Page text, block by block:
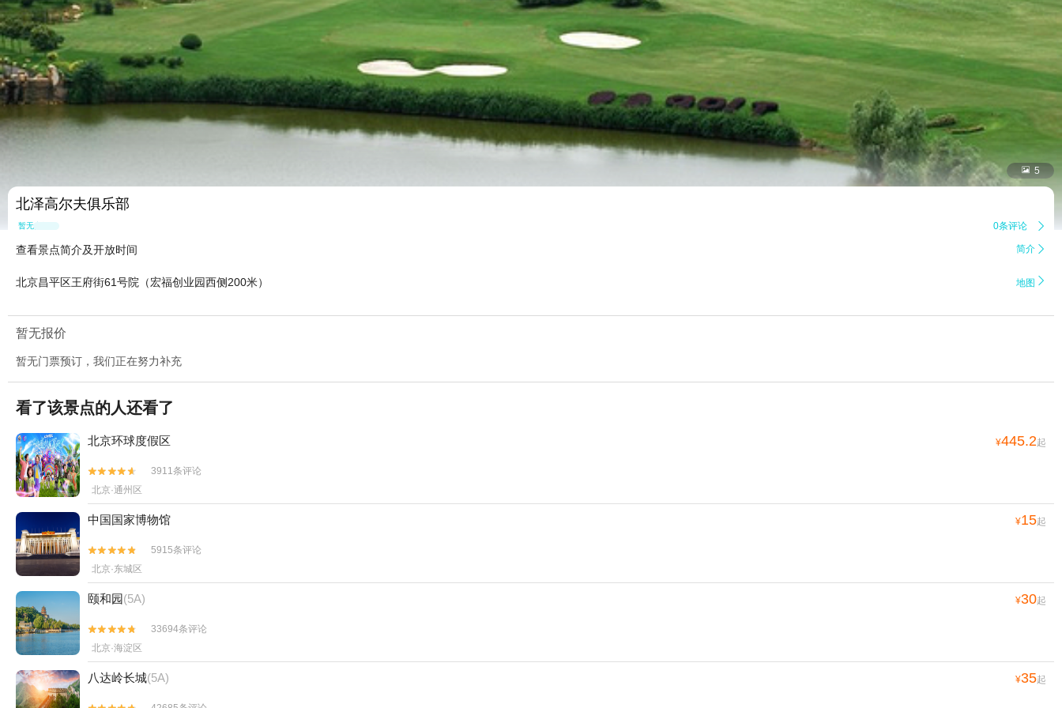
 5
北泽高尔夫俱乐部
暂无点评 0条评论 
查看景点简介及开放时间 简介 
北京昌平区王府街61号院（宏福创业园西侧200米） 地图 
暂无报价
暂无门票预订，我们正在努力补充
看了该景点的人还看了
北京环球度假区 ¥445.2起


3911条评论
北京·通州区
中国国家博物馆 ¥15起


5915条评论
北京·东城区
颐和园(5A) ¥30起


33694条评论
北京·海淀区
八达岭长城(5A) ¥35起